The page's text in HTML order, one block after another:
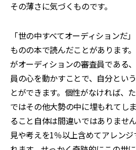
その薄さに気づくものです。
「世の中すべてオーディションだ
ものの本で読んだことがあります
がオーディションの審査員である
員の心を動かすことで、自分とい
とができます。個性がなければ、
ではその他大勢の中に埋もれてし
ること自体は間違いではありませ
見や考えを1％以上含めてアレン